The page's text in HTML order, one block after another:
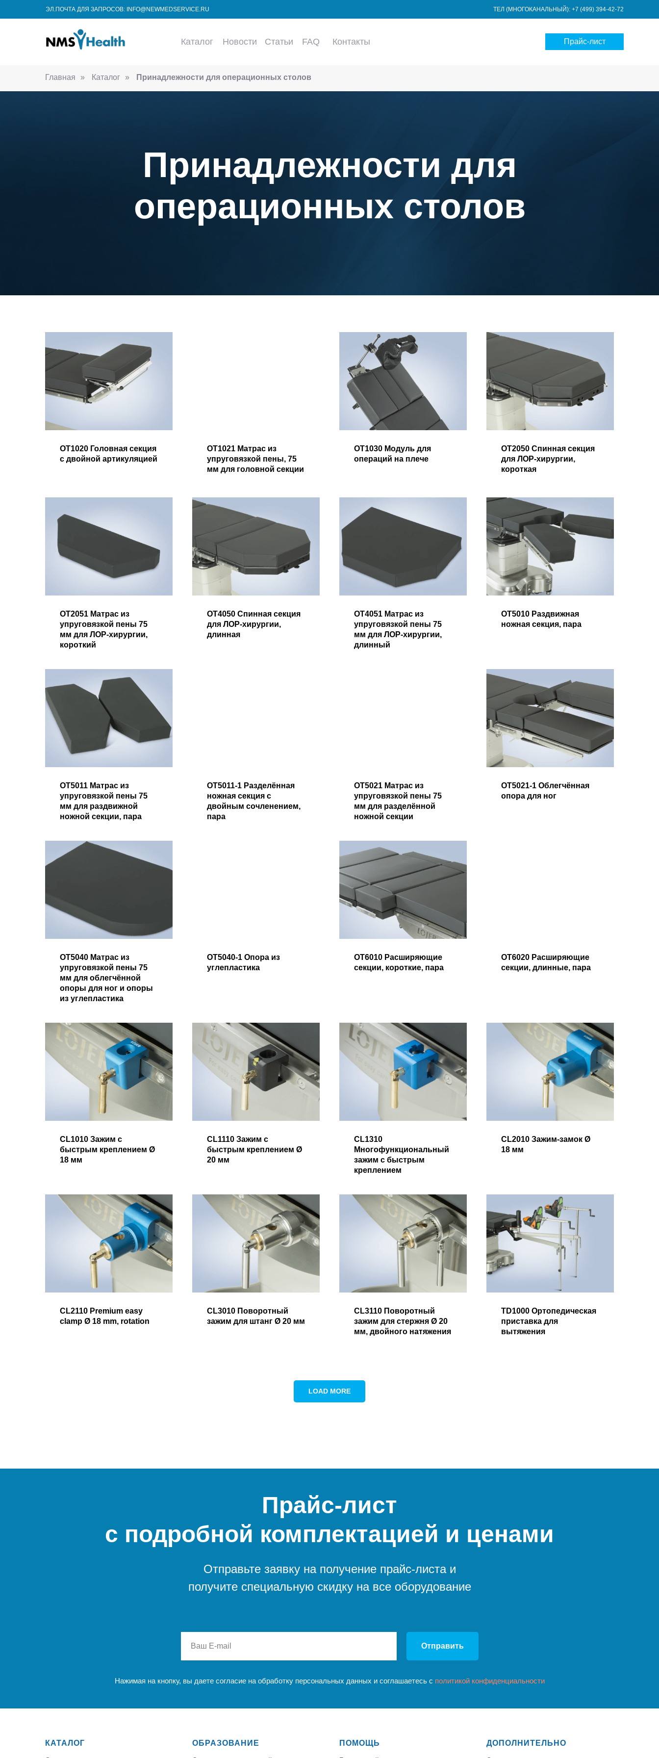
ЭЛ.ПОЧТА ДЛЯ ЗАПРОСОВ: INFO@NEWMEDSERVICE.RU ТЕЛ (МНОГОКАНАЛЬНЫЙ): +7 (499) 394-42-72
Каталог Новости Статьи FAQ Контакты Прайс-лист
Главная » Каталог » Принадлежности для операционных столов
Принадлежности для
операционных столов
OT1020 Головная секция
с двойной артикуляцией
OT1021 Матрас из
упруговязкой пены, 75
мм для головной секции
OT1030 Модуль для
операций на плече
OT2050 Спинная секция
для ЛОР-хирургии,
короткая
OT2051 Матрас из
упруговязкой пены 75
мм для ЛОР-хирургии,
короткий
OT4050 Спинная секция
для ЛОР-хирургии,
длинная
OT4051 Матрас из
упруговязкой пены 75
мм для ЛОР-хирургии,
длинный
OT5010 Раздвижная
ножная секция, пара
OT5011 Матрас из
упруговязкой пены 75
мм для раздвижной
ножной секции, пара
OT5011-1 Разделённая
ножная секция с
двойным сочленением,
пара
OT5021 Матрас из
упруговязкой пены 75
мм для разделённой
ножной секции
OT5021-1 Облегчённая
опора для ног
OT5040 Матрас из
упруговязкой пены 75
мм для облегчённой
опоры для ног и опоры
из углепластика
OT5040-1 Опора из
углепластика
OT6010 Расширяющие
секции, короткие, пара
OT6020 Расширяющие
секции, длинные, пара
CL1010 Зажим с
быстрым креплением Ø
18 мм
CL1110 Зажим с
быстрым креплением Ø
20 мм
CL1310
Многофункциональный
зажим с быстрым
креплением
CL2010 Зажим-замок Ø
18 мм
CL2110 Premium easy
clamp Ø 18 mm, rotation
CL3010 Поворотный
зажим для штанг Ø 20 мм
CL3110 Поворотный
зажим для стержня Ø 20
мм, двойного натяжения
TD1000 Ортопедическая
приставка для
вытяжения
LOAD MORE
Прайс-лист
с подробной комплектацией и ценами
Отправьте заявку на получение прайс-листа и
получите специальную скидку на все оборудование
Отправить
Нажимая на кнопку, вы даете согласие на обработку персональных данных и соглашаетесь c политикой конфиденциальности
КАТАЛОГ ОБРАЗОВАНИЕ ПОМОЩЬ ДОПОЛНИТЕЛЬНО